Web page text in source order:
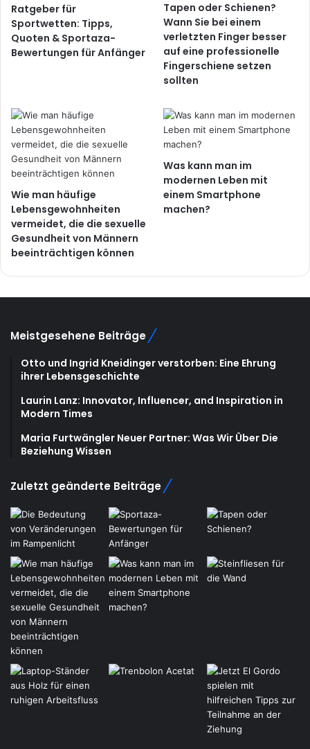
Ratgeber für
Sportwetten: Tipps,
Quoten & Sportaza-
Bewertungen für Anfänger
Tapen oder Schienen?
Wann Sie bei einem
verletzten Finger besser
auf eine professionelle
Fingerschiene setzen
sollten
Wie man häufige
Lebensgewohnheiten
vermeidet, die die sexuelle
Gesundheit von Männern
beeinträchtigen können
Was kann man im
modernen Leben mit
einem Smartphone
machen?
Meistgesehene Beiträge
Otto und Ingrid Kneidinger verstorben: Eine Ehrung
ihrer Lebensgeschichte
Laurin Lanz: Innovator, Influencer, and Inspiration in
Modern Times
Maria Furtwängler Neuer Partner: Was Wir Über Die
Beziehung Wissen
Zuletzt geänderte Beiträge